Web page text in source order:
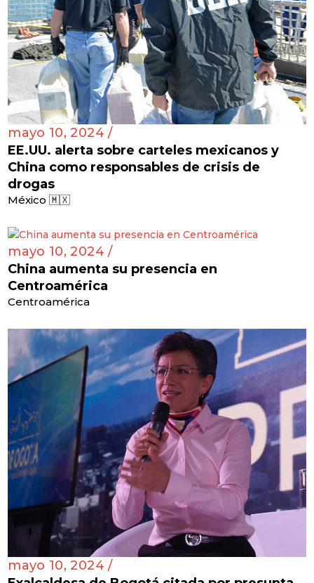
mayo 10, 2024 /
EE.UU. alerta sobre carteles mexicanos y
China como responsables de crisis de
drogas
México 🇲🇽
mayo 10, 2024 /
China aumenta su presencia en
Centroamérica
Centroamérica
mayo 10, 2024 /